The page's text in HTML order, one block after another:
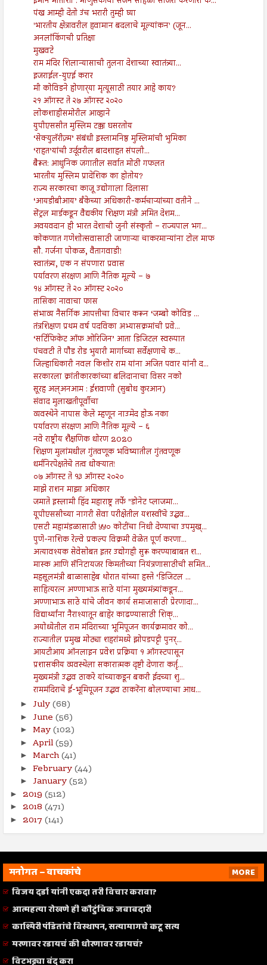
पंख आम्ही देतो उंच भरारी तुम्ही घ्या
'भारतीय क्षेत्रावरील हवामान बदलाचे मूल्यांकन' (जून...
अनलॉकिंगची प्रतिक्षा
मुखवटे
राम मंदिर शिलान्यासाची तुलना देशाच्या स्वातंत्र्या...
इजराईल-युएई करार
मी कोविडने होणार्‍या मृत्यूसाठी तयार आहे काय?
२१ ऑगस्ट ते २७ ऑगस्ट २०२०
लोकशाहीसमोरील आव्हाने
युपीएससीत मुस्लिम टक्का घसरतोय
‘सेक्युलॅरीज़्म’ संबंधी इस्लामनिष्ठ मुस्लिमांची भुमिका
‘राहत’यांची उर्दूवरील बादशाहत संपली...
बैरूत: आधुनिक जगातील सर्वात मोठी गफलत
भारतीय मुस्लिम प्रादेशिक का होतोय?
राज्य सरकारचा काजू उद्योगाला दिलासा
‘आयडीबीआय’ बँकेच्या अधिकारी-कर्मचाऱ्यांच्या वतीने ...
सेंट्रल मार्डकडून वैद्यकीय शिक्षण मंत्री अमित देशम...
अवयवदान ही भारत देशाची जुनी संस्कृती – राज्यपाल भग...
कोकणात गणेशोत्सवासाठी जाणाऱ्या चाकरमान्यांना टोल माफ
सौ. गर्जना पोकळ, वैतागवाडी!
स्वातंत्र्य, एक न संपणारा प्रवास
पर्यावरण संरक्षण आणि नैतिक मूल्ये – ७
१४ ऑगस्ट ते २० ऑगस्ट २०२०
तासिका नावाचा फास
संभाव्य नैसर्गिक आपत्तीचा विचार करून ‘जम्बो कोविड ...
तंत्रशिक्षण प्रथम वर्ष पदविका अभ्यासक्रमांची प्रवे...
‘सर्टिफिकेट ऑफ ओरिजिन’ आता डिजिटल स्वरुपात
पंचवटी ते पौड रोड भुयारी मार्गाच्या सर्वेक्षणाचे क...
जिल्हाधिकारी नवल किशोर राम यांना अजित पवार यांनी द...
सरकारला क्रांतीकारकांच्या बलिदानाचा विसर नको
सूरह अल्अनआम : ईशवाणी (सुबोध कुरआन)
संवाद मुलाखतीपूर्वीचा
व्यवस्थेने नापास केले म्हणून नाउमेद होऊ नका
पर्यावरण संरक्षण आणि नैतिक मूल्ये – ६
नवे राष्ट्रीय शैक्षणिक धोरण 2020
शिक्षण मुलांमधील गुंतवणूक भविष्यातील गुंतवणूक
धर्मनिरपेक्षतेचे तत्व धोक्यात!
०७ ऑगस्ट ते १३ ऑगस्ट २०२०
माझे राशन माझा अधिकार
जमाते इस्लामी हिंद महाराष्ट्र तर्फे "डोनेट प्लाजमा...
यूपीएससीच्या नागरी सेवा परीक्षेतील यशस्वींचे उद्धव...
एसटी महामंडळासाठी ५५० कोटींचा निधी देण्याचा उपमुख्...
पुणे-नाशिक रेल्वे प्रकल्प विक्रमी वेळेत पूर्ण करणा...
अत्यावश्यक सेवेसोबत इतर उद्योगही सुरू करण्याबाबत श...
मास्क आणि सॅनिटायजर किमतीच्या नियंत्रणासाठीची समित...
महसूलमंत्री बाळासाहेब थोरात यांच्या हस्ते ‘डिजिटल ...
साहित्यरत्न अण्णाभाऊ साठे यांना मुख्यमंत्र्यांकडून...
अण्णाभाऊ साठे यांचे जीवन कार्य समाजासाठी प्रेरणादा...
विद्यार्थ्यांना नैराश्यातून बाहेर काढण्यासाठी शिक्...
अयोध्येतील राम मंदिराच्या भूमिपूजन कार्यक्रमावर को...
राज्यातील प्रमुख मोठ्या शहरांमध्ये झोपडपट्टी पुनर्...
आयटीआय ऑनलाइन प्रवेश प्रक्रिया १ ऑगस्टपासून
प्रशासकीय व्यवस्थेला सकारात्मक दृष्टी देणारा कर्तृ...
मुख्यमंत्री उद्धव ठाकरे यांच्याकडून बकरी ईदच्या शु...
राममंदिराचे ई-भूमिपूजन उद्धव ठाकरेंना बोलण्याचा आध...
► July(68)
► June (56)
► May(102)
► April(59)
► March(41)
► February(44)
► January(52)
► 2019 (512)
► 2018 (471)
► 2017 (141)
मनोगत – वाचकांचे
MORE
विजय दर्डा यांनी एकदा तरी विचार करावा?
आत्महत्या रोखणे ही कौटुंबिक जबाबदारी
काश्मिरी पंडितांचे विस्थापन, सत्यामागचे कटू सत्य
मरणावर रडायचं की धोरणावर रडायचं?
विटभट्ट्या बंद करा